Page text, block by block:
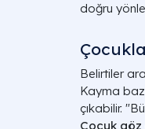
doğru
Belirtiler
Kayma
çıkabilir.
Çocuk